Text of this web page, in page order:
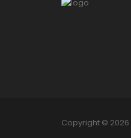
Copyright © 2026